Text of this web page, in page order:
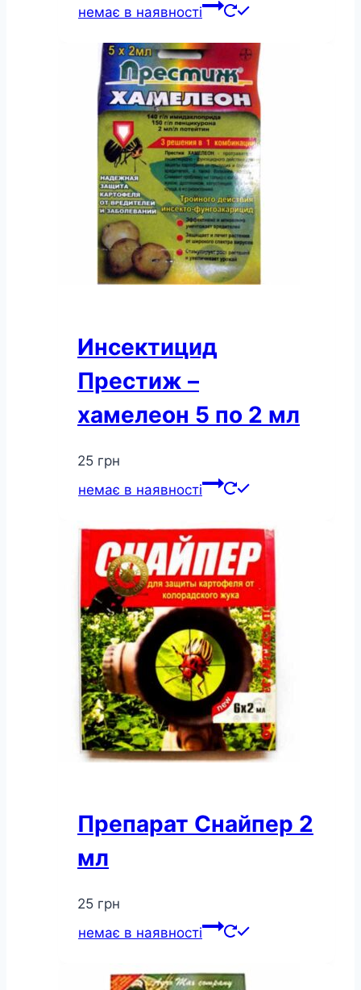
немає в наявності
Инсектицид
Престиж –
хамелеон 5 по 2 мл
25 грн
немає в наявності
Препарат Снайпер 2
мл
25 грн
немає в наявності